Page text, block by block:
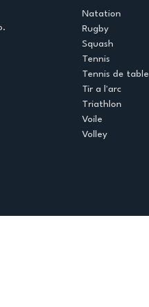
Natation
Rugby
Squash
Tennis
Tennis de table
Tir a l'arc
Triathlon
Voile
Volley